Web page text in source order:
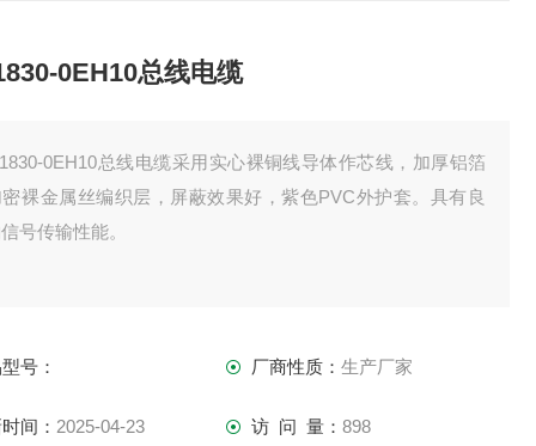
0EH10总线电缆
0EH10总线电缆采用实心裸铜线导体作芯线，加厚铝箔
裸金属丝编织层，屏蔽效果好，紫色PVC外护套。具有良
号传输性能。
号： 厂商性质： 生产厂家
间： 2025-04-23 访 问 量： 898